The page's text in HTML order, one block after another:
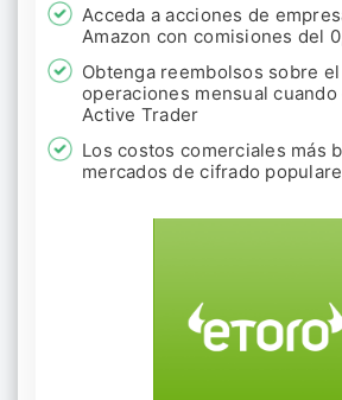
Acceda a acciones de
Amazon con comisiones del
Obtenga reembolsos sobre
operaciones mensual
Active Trader
Los costos comerciales más
mercados de cifrado